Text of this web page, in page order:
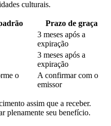
culturais.
Prazo de graça
3 meses após a
expiração
3 meses após a
expiração
o
A confirmar com o
emissor
assim que a receber.
plenamente seu benefício.